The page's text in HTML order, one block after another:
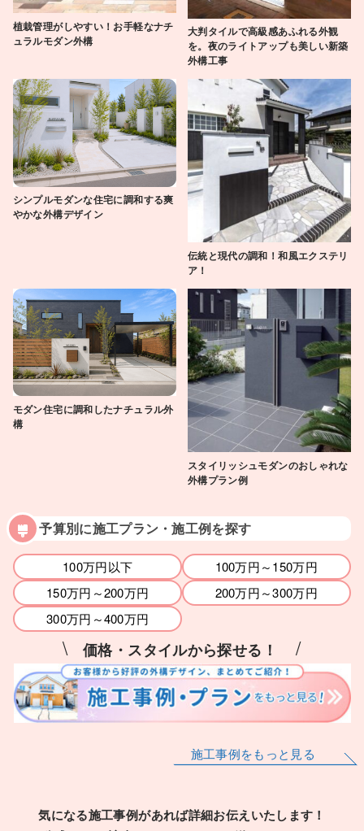
植栽管理がしやすい！お手軽なナチ
ュラルモダン外構
大判タイルで高級感あふれる外観
を。夜のライトアップも美しい新築
外構工事
シンプルモダンな住宅に調和する爽
やかな外構デザイン
伝統と現代の調和！和風エクステリ
ア！
モダン住宅に調和したナチュラル外
構
スタイリッシュモダンのおしゃれな
外構プラン例
予算別に施工プラン・施工例を探す
100万円以下
100万円～150万円
150万円～200万円
200万円～300万円
300万円～400万円
\価格・スタイルから探せる！ /
施工事例をもっと見る
気になる施工事例があれば詳細お伝えいたします！